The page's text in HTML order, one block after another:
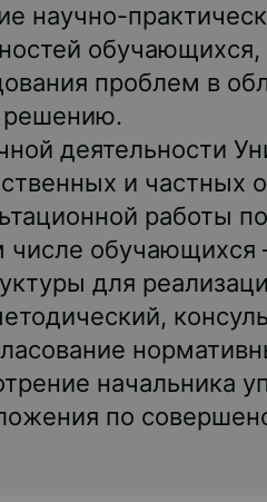
научно-
проблем в
решению.
деятельности
и частных
работы
обучающихся
для
начальника
по